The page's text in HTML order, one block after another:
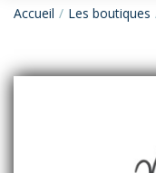
Accueil Les boutiques